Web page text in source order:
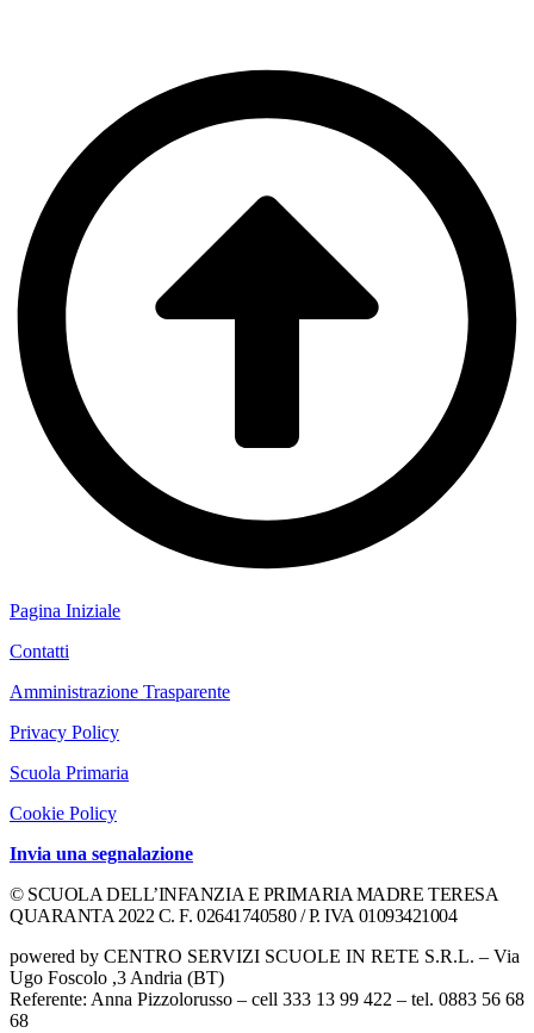
Pagina Iniziale
Contatti
Amministrazione Trasparente
Privacy Policy
Scuola Primaria
Cookie Policy
Invia una segnalazione
© SCUOLA DELL’INFANZIA E PRIMARIA MADRE TERESA
QUARANTA 2022 C. F. 02641740580 / P. IVA 01093421004
powered by CENTRO SERVIZI SCUOLE IN RETE S.R.L. – Via
Ugo Foscolo ,3 Andria (BT)
Referente: Anna Pizzolorusso – cell 333 13 99 422 – tel. 0883 56 68
68